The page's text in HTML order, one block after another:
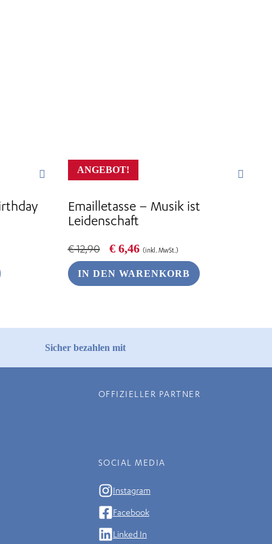
ANGEBOT!
Emailletasse – Musik ist
Leidenschaft
€12,90
Ursprünglicher
Preis
war:
€ 12,90
€6,46Aktueller
Preis
ist:
€ 6,46.
(inkl. MwSt.)
IN DEN WARENKORB
Sicher bezahlen mit
OFFIZIELLER PARTNER
SOCIAL MEDIA
Instagram
Facebook
Linked In